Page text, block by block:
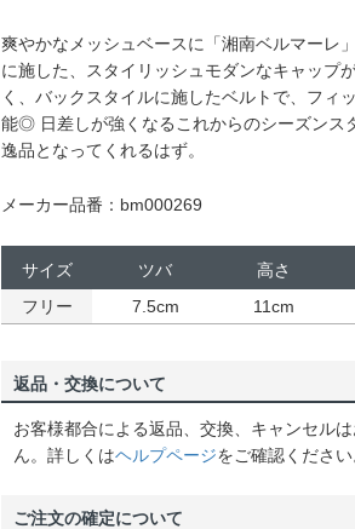
爽やかなメッシュベースに「湘南ベルマーレ
に施した、スタイリッシュモダンなキャップ
く、バックスタイルに施したベルトで、フィ
能◎ 日差しが強くなるこれからのシーズンス
逸品となってくれるはず。
メーカー品番：bm000269
サイズ ツバ 高さ
フリー
7.5cm 11cm
返品・交換について
お客様都合による返品、交換、キャンセル
ん。詳しくはヘルプページをご確認ください
ご注文の確定について